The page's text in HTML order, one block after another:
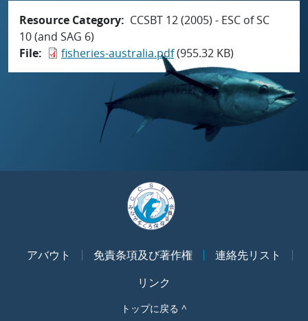
Resource Category
CCSBT 12 (2005) - ESC of SC
10 (and SAG 6)
File
fisheries-australia.pdf(955.32 KB)
アバウト 免責条項及び著作権
連絡先リスト
リンク
トップに戻る ^